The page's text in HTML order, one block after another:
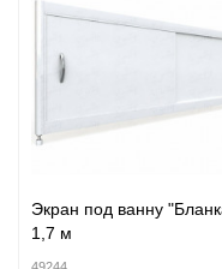
Экран под ванну
1,7 м